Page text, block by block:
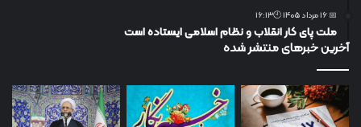
📅 16 مرداد 1405 🕙16:13
ملت پای کار انقلاب و نظام اسلامی ایستاده است
آخرین خبرهای منتشر شده